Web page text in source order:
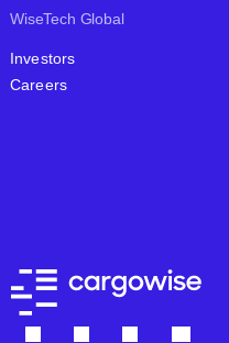
WiseTech Global
Investors
Careers